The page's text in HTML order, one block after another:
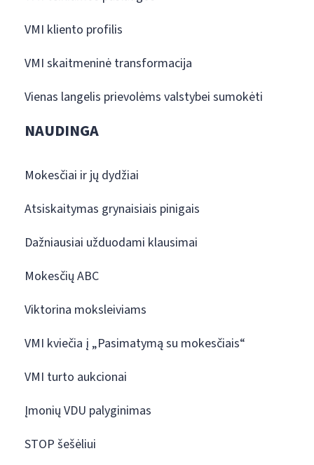
VMI kliento profilis
VMI skaitmeninė transformacija
Vienas langelis prievolėms valstybei sumokėti
NAUDINGA
Mokesčiai ir jų dydžiai
Atsiskaitymas grynaisiais pinigais
Dažniausiai užduodami klausimai
Mokesčių ABC
Viktorina moksleiviams
VMI kviečia į „Pasimatymą su mokesčiais“
VMI turto aukcionai
Įmonių VDU palyginimas
STOP šešėliui